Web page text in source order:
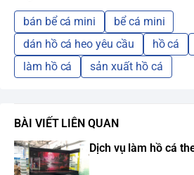
bán bể cá mini
bể cá mini
dán hồ cá heo yêu cầu
hồ cá
làm hồ cá
sản xuất hồ cá
BÀI VIẾT LIÊN QUAN
Dịch vụ làm hồ cá